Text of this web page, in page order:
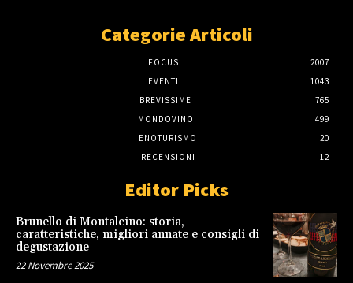
Categorie Articoli
FOCUS
2007
EVENTI
1043
BREVISSIME
765
MONDOVINO
499
ENOTURISMO
20
RECENSIONI
12
Editor Picks
Brunello di Montalcino: storia,
caratteristiche, migliori annate e consigli di
degustazione
22 Novembre 2025